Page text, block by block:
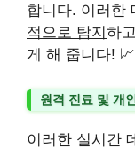
합니다. 이러한
적으로 탐지하
게 해 줍니다! 📈
원격 진료 및 개
이러한 실시간